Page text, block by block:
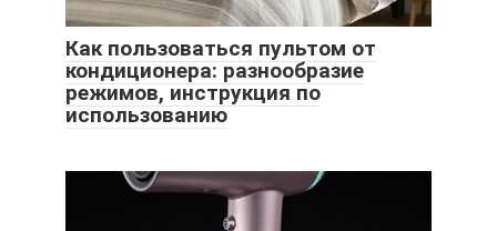
Как пользоваться пультом от
кондиционера: разнообразие
режимов, инструкция по
использованию